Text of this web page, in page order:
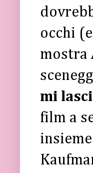
occhi
mostra
mi
film a